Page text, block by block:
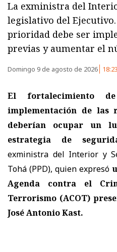
La exministra del
legislativo del
prioridad debe ser
previas y aumentar el
Domingo 9 de agosto de 2026 18:23
El fortalecimiento
implementación de las
deberían ocupar un
estrategia de
exministra del Interior y
Tohá (PPD), quien expresó
Agenda contra el
Terrorismo (ACOT)
José Antonio Kast.